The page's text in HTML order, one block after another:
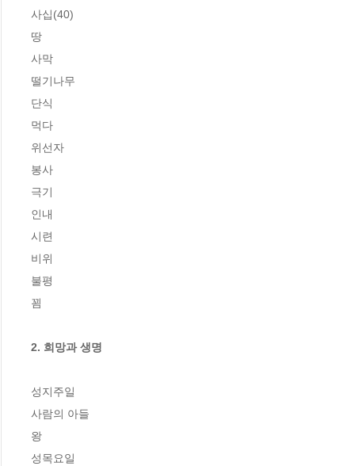
사십(40)
땅
사막
떨기나무
단식
먹다
위선자
봉사
극기
인내
시련
비위
불평
꾐
2. 희망과 생명
성지주일
사람의 아들
왕
성목요일